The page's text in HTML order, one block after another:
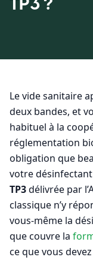
TP3 ?
Le vide sanitaire
deux bandes, et
habituel à la
réglementation
obligation que
votre
TP3délivrée par
classique n’y
vous-même la
que couvre la
ce que vous